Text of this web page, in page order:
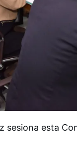
sesiona esta